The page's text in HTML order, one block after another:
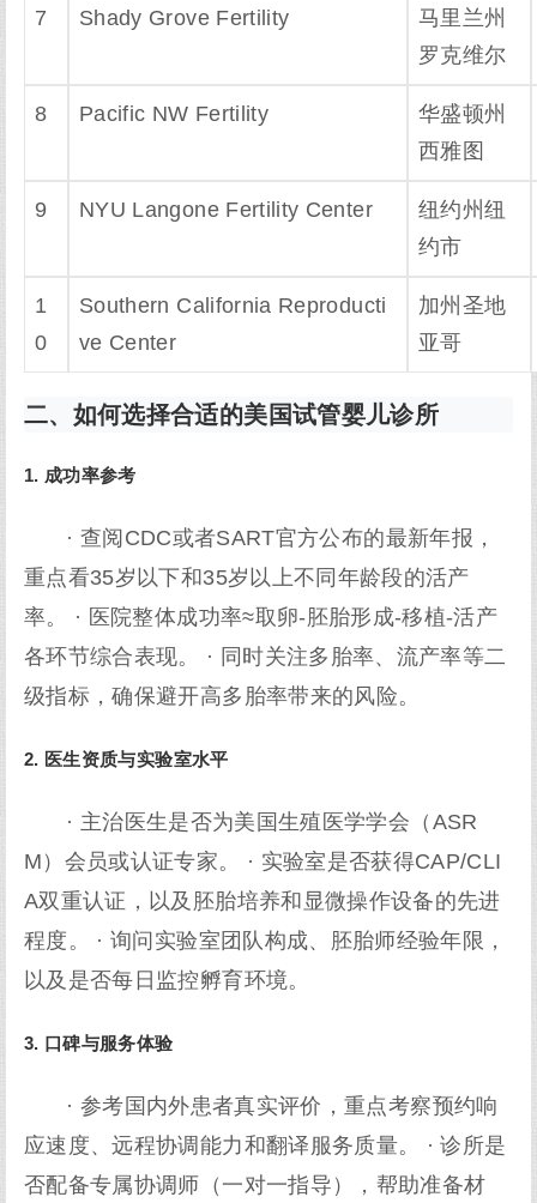
7 Shady Grove Fertility
马里兰州
罗克维尔
8 Pacific NW Fertility
华盛顿州
西雅图
9 NYU Langone Fertility Center
纽约州纽
约市
1
0
Southern California Reproducti
ve Center
加州圣地
亚哥
二、如何选择合适的美国试管婴儿诊所
1. 成功率参考
· 查阅CDC或者SART官方公布的最新年报，
重点看35岁以下和35岁以上不同年龄段的活产
率。 · 医院整体成功率≈取卵-胚胎形成-移植-活产
各环节综合表现。 · 同时关注多胎率、流产率等二
级指标，确保避开高多胎率带来的风险。
2. 医生资质与实验室水平
· 主治医生是否为美国生殖医学学会（ASR
M）会员或认证专家。 · 实验室是否获得CAP/CLI
A双重认证，以及胚胎培养和显微操作设备的先进
程度。 · 询问实验室团队构成、胚胎师经验年限，
以及是否每日监控孵育环境。
3. 口碑与服务体验
· 参考国内外患者真实评价，重点考察预约响
应速度、远程协调能力和翻译服务质量。 · 诊所是
否配备专属协调师（一对一指导），帮助准备材